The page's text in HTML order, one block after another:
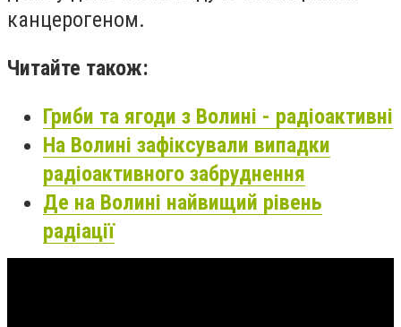
канцерогеном.
Читайте також:
Гриби та ягоди з Волині - радіоактивні
На Волині зафіксували випадки
радіоактивного забруднення
Де на Волині найвищий рівень
радіації